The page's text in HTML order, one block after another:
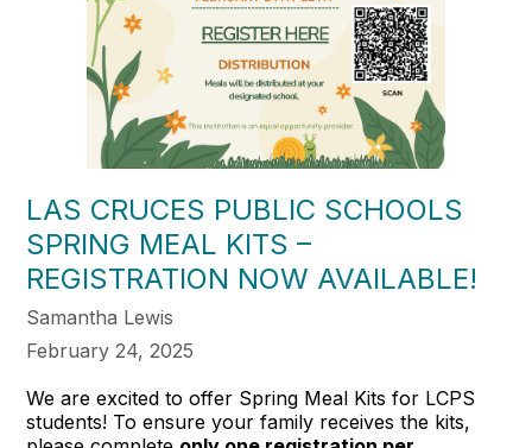
LAS CRUCES PUBLIC SCHOOLS
SPRING MEAL KITS –
REGISTRATION NOW AVAILABLE!
Samantha Lewis
February 24, 2025
We are excited to offer Spring Meal Kits for LCPS
students! To ensure your family receives the kits,